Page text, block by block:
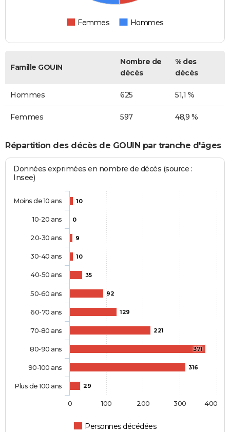
Femmes Hommes
Famille GOUIN
Nombre de
décès
% des
décès
Hommes 625 51,1 %
Femmes 597 48,9 %
Répartition des décès de GOUIN par tranche d'âges
Données exprimées en nombre de décès (source :
Insee)
10
0
9
10
35
92
129
221
371
316
29
Personnes décédées
Moins de 10 ans
10-20 ans
20-30 ans
30-40 ans
40-50 ans
50-60 ans
60-70 ans
70-80 ans
80-90 ans
90-100 ans
Plus de 100 ans
0 100 200 300 400